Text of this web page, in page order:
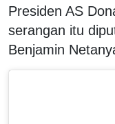
Presiden AS
serangan itu
Benjamin